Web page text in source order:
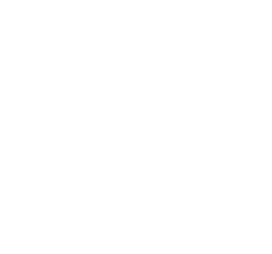
desene de colorat, poze cu modele de manichiuri!❤️